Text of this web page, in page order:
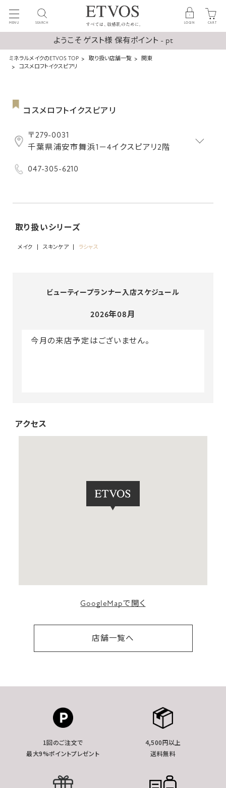
MENU SEARCH LOGIN CART
ようこそ ゲスト様 保有ポイント - pt
ミネラルメイクのETVOS TOP 取り扱い店舗一覧
関東
コスメロフトイクスピアリ
コスメロフトイクスピアリ
〒279-0031
千葉県浦安市舞浜1－4イクスピアリ2階
047-305-6210
取り扱いシリーズ
メイク スキンケア ラシャス
ビューティープランナー入店スケジュール
2026年08月
今月の来店予定はございません。
アクセス
GoogleMapで開く
店舗一覧へ
1回のご注文で
最大9%ポイントプレゼント
4,500円以上
送料無料